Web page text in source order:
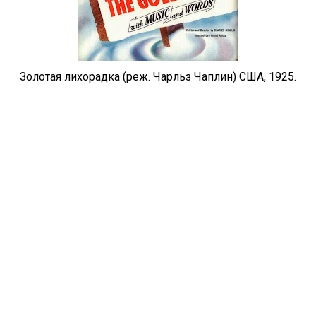
Золотая лихорадка (реж. Чарльз Чаплин) США, 1925.